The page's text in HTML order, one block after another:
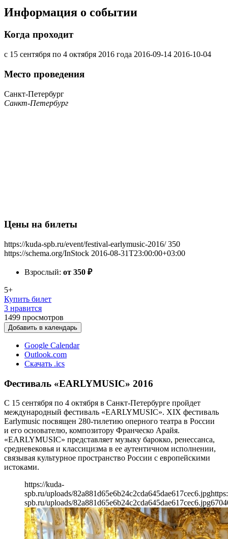
Информация о событии
Когда проходит
с 15 сентября по 4 октября 2016 года 2016-09-14 2016-10-04
Место проведения
Санкт-Петербург
Санкт-Петербург
Цены на билеты
https://kuda-spb.ru/event/festival-earlymusic-2016/ 350
https://schema.org/InStock 2016-08-31T23:00:00+03:00
Взрослый: от 350 ₽
5+
Купить билет
3 нравится
1499 просмотров
Добавить в календарь
Google Calendar
Outlook.com
Скачать .ics
Фестиваль «EARLYMUSIC» 2016
С 15 сентября по 4 октября в Санкт-Петербурге пройдет
международный фестиваль «EARLYMUSIC». XIX фестиваль
Earlymusic посвящен 280-тилетию оперного театра в России
и его основателю, композитору Франческо Арайя.
«EARLYMUSIC» представляет музыку барокко, ренессанса,
средневековья и классицизма в ее аутентичном исполнении,
связывая культурное пространство России c европейскими
истоками.
https://kuda-
spb.ru/uploads/82a881d65e6b24c2cda645dae617cec6.jpg
spb.ru/uploads/82a881d65e6b24c2cda645dae617cec6.jpg670